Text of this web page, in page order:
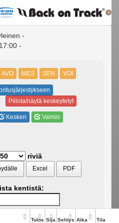
-
-
AVO MES SEN VOI
Piilota/näytä keskeytetyt
Kesken Valmis
riviä
Excel PDF
kentistä:
Tulos Sija Selitys Aika
Tila